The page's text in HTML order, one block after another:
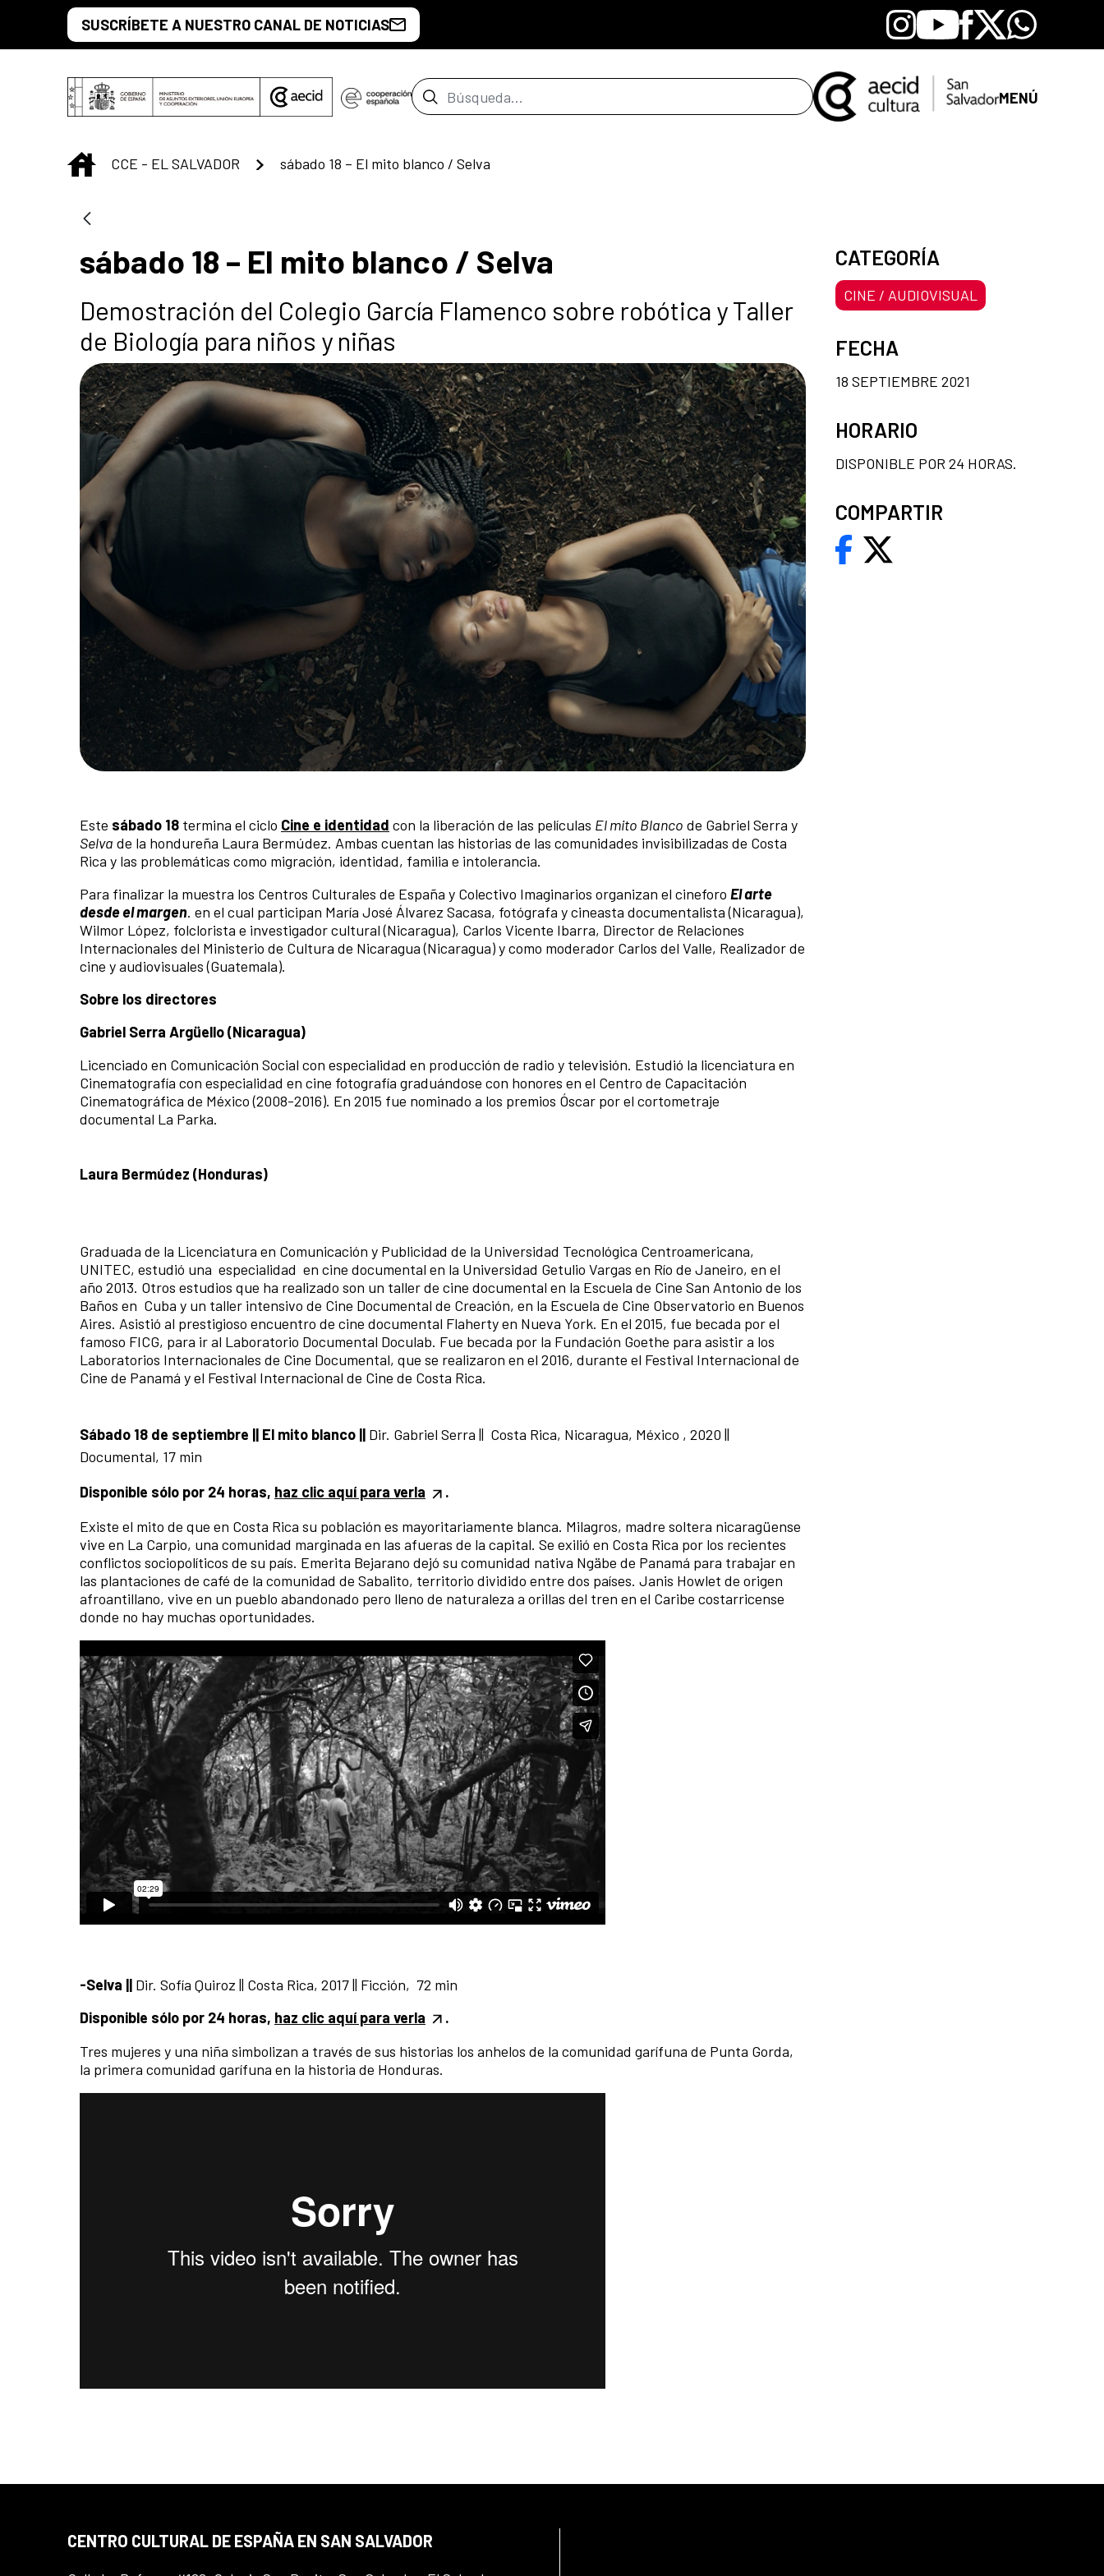
Saltar al contenido principal
SUSCRÍBETE A NUESTRO CANAL DE NOTICIAS Instagram
YoutubeFacebook
X Whatsapp
Barra de búsqueda MENÚ
INICIO
CCE - EL SALVADOR sábado 18 – El mito blanco / Selva
sábado 18 – El mito blanco / Selva
Demostración del Colegio García Flamenco sobre robótica y Taller
de Biología para niños y niñas
Este sábado 18 termina el ciclo Cine e identidad con la liberación de las películas El mito Blanco de Gabriel Serra y
Selva de la hondureña Laura Bermúdez. Ambas cuentan las historias de las comunidades invisibilizadas de Costa
Rica y las problemáticas como migración, identidad, familia e intolerancia.
Para finalizar la muestra los Centros Culturales de España y Colectivo Imaginarios organizan el cineforo El arte
desde el margen. en el cual participan María José Álvarez Sacasa, fotógrafa y cineasta documentalista (Nicaragua),
Wilmor López, folclorista e investigador cultural (Nicaragua), Carlos Vicente Ibarra, Director de Relaciones
Internacionales del Ministerio de Cultura de Nicaragua (Nicaragua) y como moderador Carlos del Valle, Realizador de
cine y audiovisuales (Guatemala).
Sobre los directores
Gabriel Serra Argüello (Nicaragua)
Licenciado en Comunicación Social con especialidad en producción de radio y televisión. Estudió la licenciatura en
Cinematografía con especialidad en cine fotografía graduándose con honores en el Centro de Capacitación
Cinematográfica de México (2008-2016). En 2015 fue nominado a los premios Óscar por el cortometraje
documental La Parka.
Laura Bermúdez (Honduras)
Graduada de la Licenciatura en Comunicación y Publicidad de la Universidad Tecnológica Centroamericana,
UNITEC, estudió una especialidad en cine documental en la Universidad Getulio Vargas en Río de Janeiro, en el
año 2013. Otros estudios que ha realizado son un taller de cine documental en la Escuela de Cine San Antonio de los
Baños en Cuba y un taller intensivo de Cine Documental de Creación, en la Escuela de Cine Observatorio en Buenos
Aires. Asistió al prestigioso encuentro de cine documental Flaherty en Nueva York. En el 2015, fue becada por el
famoso FICG, para ir al Laboratorio Documental Doculab. Fue becada por la Fundación Goethe para asistir a los
Laboratorios Internacionales de Cine Documental, que se realizaron en el 2016, durante el Festival Internacional de
Cine de Panamá y el Festival Internacional de Cine de Costa Rica.
Sábado 18 de septiembre || El mito blanco || Dir. Gabriel Serra || Costa Rica, Nicaragua, México , 2020 ||
Documental, 17 min
Disponible sólo por 24 horas, haz clic aquí para verla
.
Existe el mito de que en Costa Rica su población es mayoritariamente blanca. Milagros, madre soltera nicaragüense
vive en La Carpio, una comunidad marginada en las afueras de la capital. Se exilió en Costa Rica por los recientes
conflictos sociopolíticos de su país. Emerita Bejarano dejó su comunidad nativa Ngäbe de Panamá para trabajar en
las plantaciones de café de la comunidad de Sabalito, territorio dividido entre dos países. Janis Howlet de origen
afroantillano, vive en un pueblo abandonado pero lleno de naturaleza a orillas del tren en el Caribe costarricense
donde no hay muchas oportunidades.
-Selva || Dir. Sofía Quiroz || Costa Rica, 2017 || Ficción, 72 min
Disponible sólo por 24 horas, haz clic aquí para verla
.
Tres mujeres y una niña simbolizan a través de sus historias los anhelos de la comunidad garífuna de Punta Gorda,
la primera comunidad garífuna en la historia de Honduras.
CATEGORÍA
CINE / AUDIOVISUAL
FECHA
18 SEPTIEMBRE 2021
HORARIO
DISPONIBLE POR 24 HORAS.
COMPARTIR
CENTRO CULTURAL DE ESPAÑA EN SAN SALVADOR